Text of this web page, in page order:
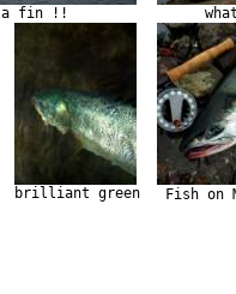
a fin !!
brilliant green Fish on